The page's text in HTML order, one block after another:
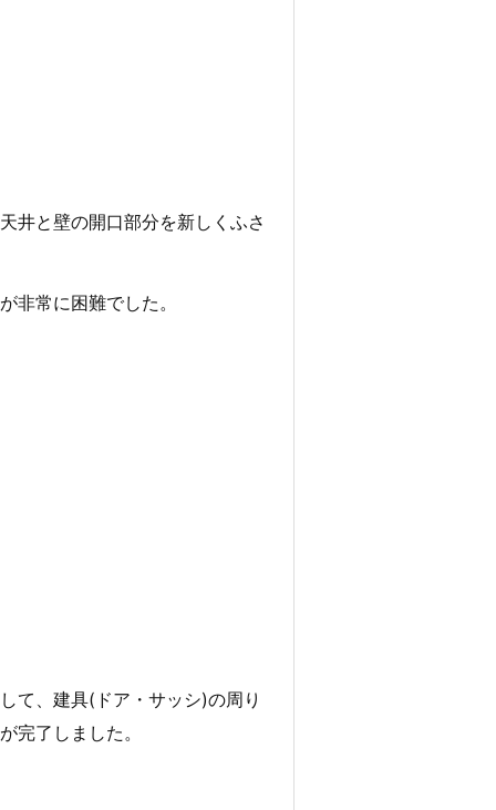
井と壁の開口部分を新しくふさ
非常に困難でした。
て、建具(ドア・サッシ)の周り
完了しました。